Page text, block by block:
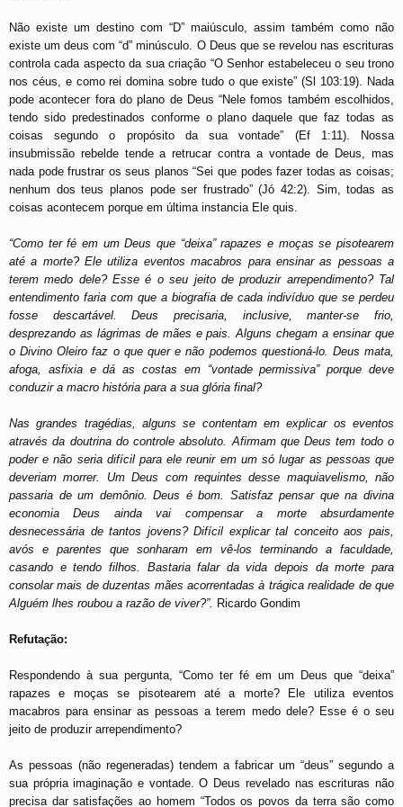
Não existe um destino com “D” maiúsculo, assim também como não
existe um deus com “d” minúsculo. O Deus que se revelou nas escrituras
controla cada aspecto da sua criação “O Senhor estabeleceu o seu trono
nos céus, e como rei domina sobre tudo o que existe” (Sl 103:19). Nada
pode acontecer fora do plano de Deus “Nele fomos também escolhidos,
tendo sido predestinados conforme o plano daquele que faz todas as
coisas segundo o propósito da sua vontade” (Ef 1:11). Nossa
insubmissão rebelde tende a retrucar contra a vontade de Deus, mas
nada pode frustrar os seus planos “Sei que podes fazer todas as coisas;
nenhum dos teus planos pode ser frustrado” (Jó 42:2). Sim, todas as
coisas acontecem porque em última instancia Ele quis.
“Como ter fé em um Deus que “deixa” rapazes e moças se pisotearem
até a morte? Ele utiliza eventos macabros para ensinar as pessoas a
terem medo dele? Esse é o seu jeito de produzir arrependimento? Tal
entendimento faria com que a biografia de cada indivíduo que se perdeu
fosse descartável. Deus precisaria, inclusive, manter-se frio,
desprezando as lágrimas de mães e pais. Alguns chegam a ensinar que
o Divino Oleiro faz o que quer e não podemos questioná-lo. Deus mata,
afoga, asfixia e dá as costas em “vontade permissiva” porque deve
conduzir a macro história para a sua glória final?
Nas grandes tragédias, alguns se contentam em explicar os eventos
através da doutrina do controle absoluto. Afirmam que Deus tem todo o
poder e não seria difícil para ele reunir em um só lugar as pessoas que
deveriam morrer. Um Deus com requintes desse maquiavelismo, não
passaria de um demônio. Deus é bom. Satisfaz pensar que na divina
economia Deus ainda vai compensar a morte absurdamente
desnecessária de tantos jovens? Difícil explicar tal conceito aos pais,
avós e parentes que sonharam em vê-los terminando a faculdade,
casando e tendo filhos. Bastaria falar da vida depois da morte para
consolar mais de duzentas mães acorrentadas à trágica realidade de que
Alguém lhes roubou a razão de viver?”. Ricardo Gondim
Refutação:
Respondendo à sua pergunta, “Como ter fé em um Deus que “deixa”
rapazes e moças se pisotearem até a morte? Ele utiliza eventos
macabros para ensinar as pessoas a terem medo dele? Esse é o seu
jeito de produzir arrependimento?
As pessoas (não regeneradas) tendem a fabricar um “deus” segundo a
sua própria imaginação e vontade. O Deus revelado nas escrituras não
precisa dar satisfações ao homem “Todos os povos da terra são como